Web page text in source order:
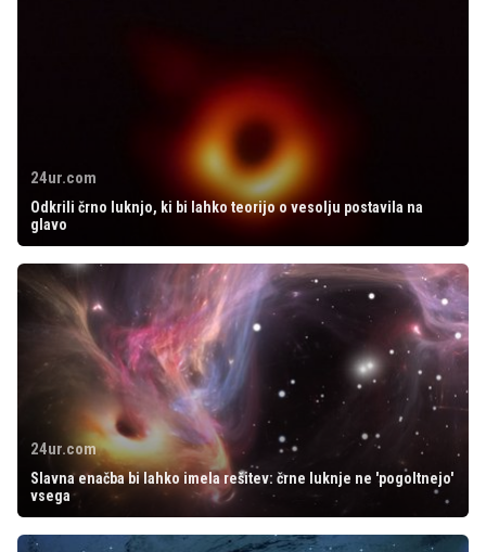
24ur.com
Odkrili črno luknjo, ki bi lahko teorijo o vesolju postavila na
glavo
24ur.com
Slavna enačba bi lahko imela rešitev: črne luknje ne 'pogoltnejo'
vsega